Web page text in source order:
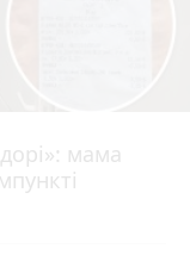
мама